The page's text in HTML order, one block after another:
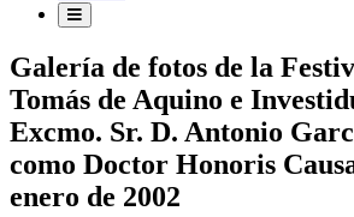
a
l'Estudiantat
Galería de fotos de la
Tomás de Aquino e
Excmo. Sr. D. Antonio
como Doctor Honoris
enero de 2002